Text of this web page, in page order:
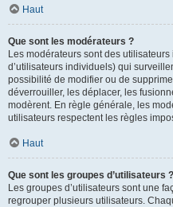
Haut
Que sont les modérateurs ?
Les modérateurs sont des
d’utilisateurs individuels) qui
possibilité de modifier ou de
déverrouiller, les déplacer, les
modèrent. En règle générale, les
utilisateurs respectent les règles
Haut
Que sont les groupes d’utilisateurs ?
Les groupes d’utilisateurs sont une
regrouper plusieurs utilisateurs.